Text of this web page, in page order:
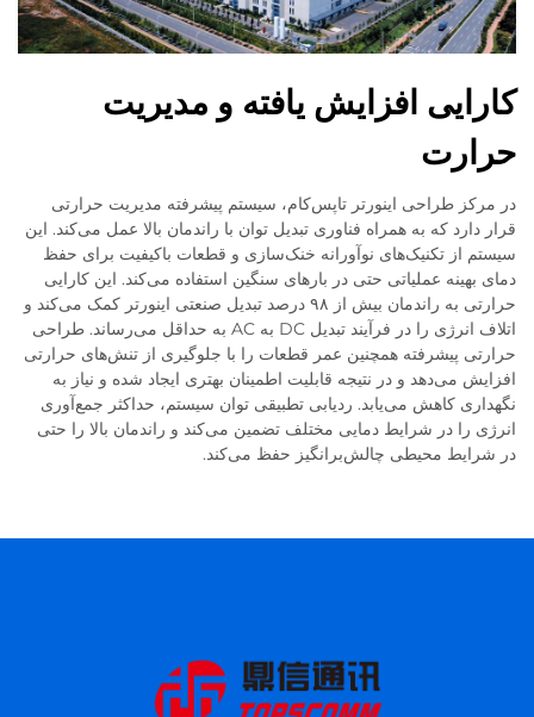
کارایی افزایش یافته و مدیریت
حرارت
در مرکز طراحی اینورتر تاپس‌کام، سیستم پیشرفته مدیریت حرارتی
قرار دارد که به همراه فناوری تبدیل توان با راندمان بالا عمل می‌کند. این
سیستم از تکنیک‌های نوآورانه خنک‌سازی و قطعات باکیفیت برای حفظ
دمای بهینه عملیاتی حتی در بارهای سنگین استفاده می‌کند. این کارایی
حرارتی به راندمان بیش از ۹۸ درصد تبدیل صنعتی اینورتر کمک می‌کند و
اتلاف انرژی را در فرآیند تبدیل DC به AC به حداقل می‌رساند. طراحی
حرارتی پیشرفته همچنین عمر قطعات را با جلوگیری از تنش‌های حرارتی
افزایش می‌دهد و در نتیجه قابلیت اطمینان بهتری ایجاد شده و نیاز به
نگهداری کاهش می‌یابد. ردیابی تطبیقی توان سیستم، حداکثر جمع‌آوری
انرژی را در شرایط دمایی مختلف تضمین می‌کند و راندمان بالا را حتی
در شرایط محیطی چالش‌برانگیز حفظ می‌کند.